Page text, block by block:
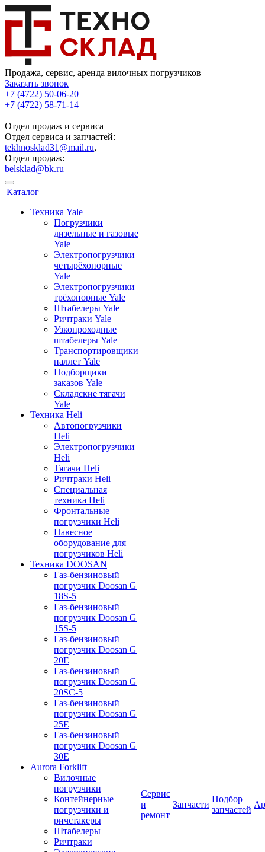
Продажа, сервис, аренда вилочных погрузчиков
Заказать звонок
+7 (4722) 50-06-20
+7 (4722) 58-71-14
Отдел продаж и сервиса
Отдел сервиса и запчастей:
tekhnosklad31@mail.ru,
Отдел продаж:
belsklad@bk.ru
Каталог
Техника Yale
Погрузчики
дизельные и газовые
Yale
Электропогрузчики
четырёхопорные
Yale
Электропогрузчики
трёхопорные Yale
Штабелеры Yale
Ричтраки Yale
Узкопроходные
штабелеры Yale
Транспортировщики
паллет Yale
Подборщики
заказов Yale
Складские тягачи
Yale
Техника Heli
Автопогрузчики
Heli
Электропогрузчики
Heli
Тягачи Heli
Ричтраки Heli
Специальная
техника Heli
Фронтальные
погрузчики Heli
Навесное
оборудование для
погрузчиков Heli
Техника DOOSAN
Газ-бензиновый
погрузчик Doosan G
18S-5
Газ-бензиновый
погрузчик Doosan G
15S-5
Газ-бензиновый
погрузчик Doosan G
20E
Газ-бензиновый
погрузчик Doosan G
20SC-5
Газ-бензиновый
погрузчик Doosan G
25E
Газ-бензиновый
погрузчик Doosan G
30E
Aurora Forklift
Вилочные
погрузчики
Контейнерные
погрузчики и
ричстакеры
Штабелеры
Ричтраки
Сервис
и
ремонт
Запчасти
Подбор
запчастей